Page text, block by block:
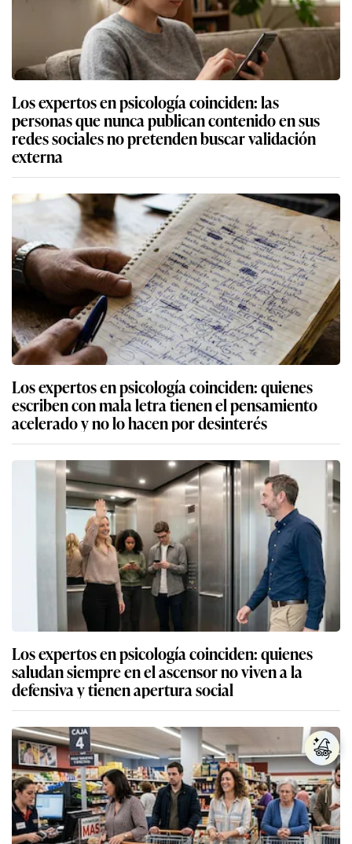
Los expertos en psicología coinciden: las
personas que nunca publican contenido en sus
redes sociales no pretenden buscar validación
externa
Los expertos en psicología coinciden: quienes
escriben con mala letra tienen el pensamiento
acelerado y no lo hacen por desinterés
Los expertos en psicología coinciden: quienes
saludan siempre en el ascensor no viven a la
defensiva y tienen apertura social